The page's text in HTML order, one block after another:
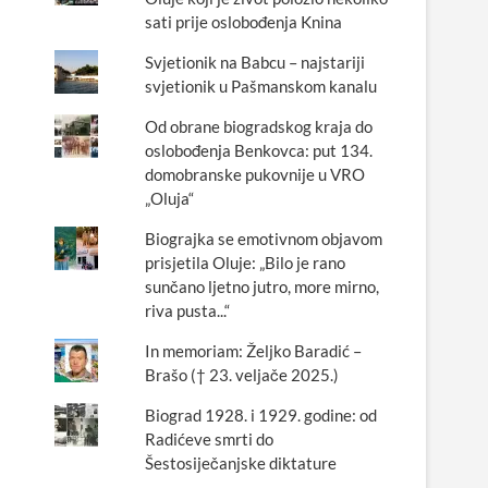
sati prije oslobođenja Knina
Svjetionik na Babcu – najstariji
svjetionik u Pašmanskom kanalu
Od obrane biogradskog kraja do
oslobođenja Benkovca: put 134.
domobranske pukovnije u VRO
„Oluja“
Biograjka se emotivnom objavom
prisjetila Oluje: „Bilo je rano
sunčano ljetno jutro, more mirno,
riva pusta...“
In memoriam: Željko Baradić –
Brašo († 23. veljače 2025.)
Biograd 1928. i 1929. godine: od
Radićeve smrti do
Šestosiječanjske diktature